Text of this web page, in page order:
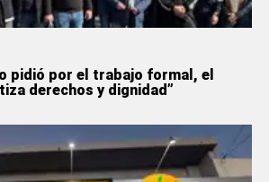
pidió por el trabajo formal, el
derechos y dignidad”